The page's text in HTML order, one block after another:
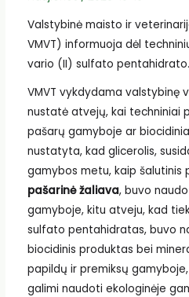
Valstybinė maisto ir
VMVT) informuoja dėl
vario (II) sulfato pentahidrato.
VMVT vykdydama valstybinę
nustatė atvejų, kai techniniai
pašarų gamyboje ar
nustatyta, kad glicerolis,
gamybos metu, kaip šalutinis
pašarinė žaliava, buvo
gamyboje, kitu atveju, kad
sulfato pentahidratas, buvo
biocidinis produktas bei
papildų ir premiksų
galimi naudoti ekologinėje